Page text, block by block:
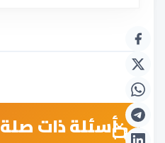
أسئلة ذات صلة